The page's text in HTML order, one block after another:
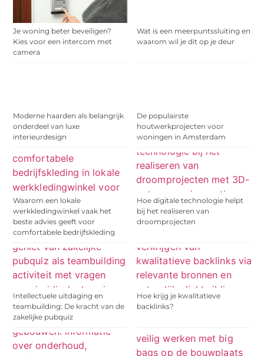
Je woning beter beveiligen?
Kies voor een intercom met
camera
Wat is een meerpuntssluiting en
waarom wil je dit op je deur
Moderne haarden als belangrijk
onderdeel van luxe
interieurdesign
De populairste
houtwerkprojecten voor
woningen in Amsterdam
Waarom een lokale
werkkledingwinkel vaak het
beste advies geeft voor
comfortabele bedrijfskleding
Hoe digitale technologie helpt
bij het realiseren van
droomprojecten
Intellectuele uitdaging en
teambuilding: De kracht van de
zakelijke pubquiz
Hoe krijg je kwalitatieve
backlinks?